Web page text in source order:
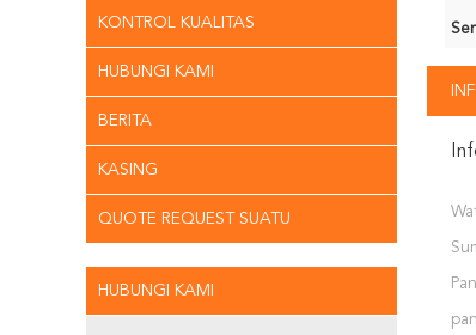
KONTROL KUALITAS
HUBUNGI KAMI
BERITA
KASING
QUOTE REQUEST SUATU
HUBUNGI KAMI